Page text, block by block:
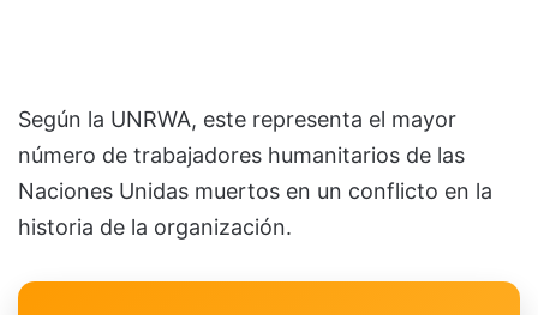
Según la UNRWA, este representa el mayor
número de trabajadores humanitarios de las
Naciones Unidas muertos en un conflicto en la
historia de la organización.